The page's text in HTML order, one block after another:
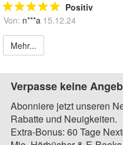
Positiv
Von: n***a 15.12.24
Mehr...
Verpasse keine
Abonniere jetzt unseren
Rabatte und Neuigkeiten.
Extra-Bonus: 60 Tage